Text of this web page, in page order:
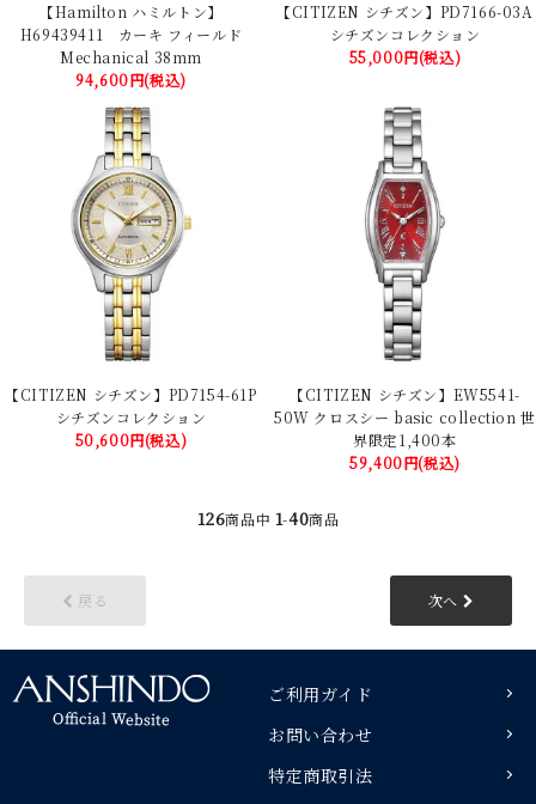
【Hamilton ハミルトン】
H69439411 カーキ フィールド
Mechanical 38mm
94,600円(税込)
【CITIZEN シチズン】PD7166-03A
シチズンコレクション
55,000円(税込)
【CITIZEN シチズン】PD7154-61P
シチズンコレクション
50,600円(税込)
【CITIZEN シチズン】EW5541-
50W クロスシー basic collection 世
界限定1,400本
59,400円(税込)
126商品中 1-40商品
戻る 次へ
ご利用ガイド
お問い合わせ
特定商取引法